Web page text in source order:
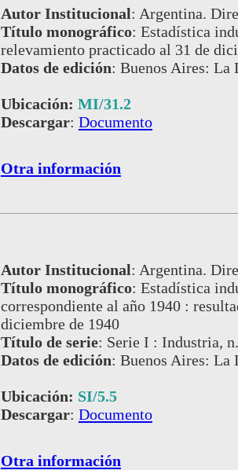
Autor Institucional: Argentina.
Título monográfico: Estadística
relevamiento practicado al 31 de
Datos de edición: Buenos Aires: La
Ubicación: MI/31.2
Descargar: Documento
Otra información
Autor Institucional: Argentina.
Título monográfico: Estadística
correspondiente al año 1940 :
diciembre de 1940
Título de serie: Serie I : Industria,
Datos de edición: Buenos Aires: La
Ubicación: SI/5.5
Descargar: Documento
Otra información